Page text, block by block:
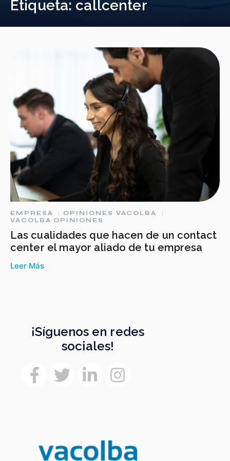
Etiqueta: callcenter
EMPRESA
OPINIONES VACOLBA
VACOLBA OPINIONES
Las cualidades que hacen de un contact
center el mayor aliado de tu empresa
Leer Más
¡Síguenos en redes
sociales!